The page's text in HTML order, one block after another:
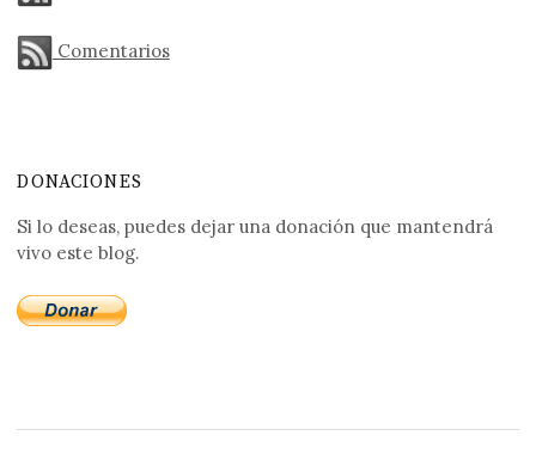
Comentarios
DONACIONES
Si lo deseas, puedes dejar una donación que mantendrá
vivo este blog.